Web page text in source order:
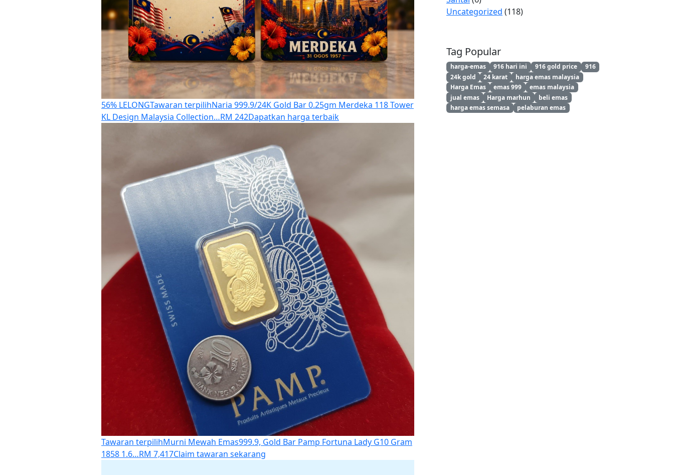
56% LELONGTawaran terpilihNaria 999.9/24K Gold Bar 0.25gm Merdeka 118 Tower
KL Design Malaysia Collection…RM 242Dapatkan harga terbaik
Tawaran terpilihMurni Mewah Emas999.9, Gold Bar Pamp Fortuna Lady G10 Gram
1858 1.6…RM 7,417Claim tawaran sekarang
Uncategorized (118)
Tag Popular
harga-emas 916 hari ini 916 gold price
916
24k gold
24 karat
harga emas malaysia
Harga Emas
emas 999
emas malaysia
jual emas
Harga marhun
beli emas
harga emas semasa
pelaburan emas